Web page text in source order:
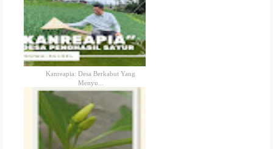
Kanreapia: Desa Berkabut Yang
Menyu...